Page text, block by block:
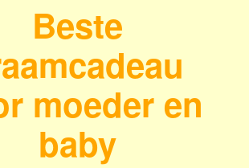
Beste
moeder en
baby